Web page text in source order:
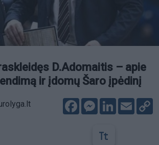
D.Adomaitis – apie
ir įdomų Šaro įpėdinį
FacebookMessenger
LinkedIn
Email